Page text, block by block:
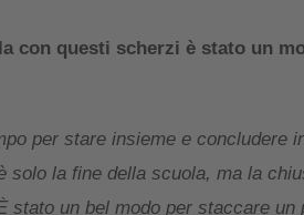
con questi scherzi è stato un
per stare insieme e concludere
solo la fine della scuola, ma la
stato un bel modo per staccare un